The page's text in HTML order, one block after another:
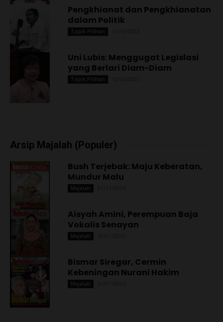
Pengkhianat dan Pengkhianatan
dalam Politik
Topik Pilihan
Uni Lubis: Menggugat Legislasi
yang Berlari Diam-Diam
Topik Pilihan
Arsip Majalah (Populer)
Bush Terjebak: Maju Keberatan,
Mundur Malu
Majalah
Aisyah Amini, Perempuan Baja
Vokalis Senayan
Majalah
Bismar Siregar, Cermin
Kebeningan Nurani Hakim
Majalah